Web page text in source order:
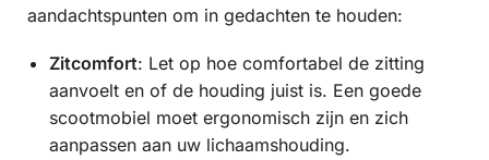
aandachtspunten om in gedachten te houden:
Zitcomfort: Let op hoe comfortabel de zitting
aanvoelt en of de houding juist is. Een goede
scootmobiel moet ergonomisch zijn en zich
aanpassen aan uw lichaamshouding.